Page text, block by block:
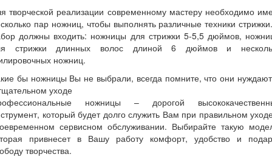
творческой реализации современному мастеру необходимо
пар ножниц, чтобы выполнять различные техники
должны входить: ножницы для стрижки 5-5,5 дюймов,
стрижки длинных волос длиной 6 дюймов и
ножниц.
бы ножницы Вы не выбрали, всегда помните, что они
уходе
ножницы – дорогой
который будет долго служить Вам при правильном
сервисном обслуживании. Выбирайте такую
привнесет в Вашу работу комфорт, удобство и
творчества.